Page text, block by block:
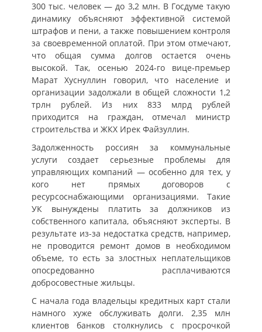
300 тыс. человек — до 3,2 млн. В Госдуме такую
динамику объясняют эффективной системой
штрафов и пени, а также повышением контроля
за своевременной оплатой. При этом отмечают,
что общая сумма долгов остается очень
высокой. Так, осенью 2024-го вице-премьер
Марат Хуснуллин говорил, что население и
организации задолжали в общей сложности 1,2
трлн рублей. Из них 833 млрд рублей
приходится на граждан, отмечал министр
строительства и ЖКХ Ирек Файзуллин.
Задолженность россиян за коммунальные
услуги создает серьезные проблемы для
управляющих компаний — особенно для тех, у
кого нет прямых договоров с
ресурсоснабжающими организациями. Такие
УК вынуждены платить за должников из
собственного капитала, объясняют эксперты. В
результате из-за недостатка средств, например,
не проводится ремонт домов в необходимом
объеме, то есть за злостных неплательщиков
опосредованно расплачиваются
добросовестные жильцы.
С начала года владельцы кредитных карт стали
намного хуже обслуживать долги. 2,35 млн
клиентов банков столкнулись с просрочкой